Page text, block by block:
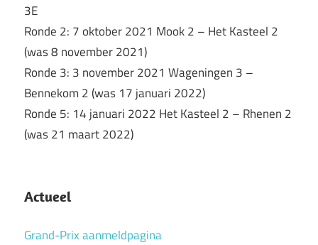
3E
Ronde 2: 7 oktober 2021 Mook 2 – Het Kasteel 2
(was 8 november 2021)
Ronde 3: 3 november 2021 Wageningen 3 –
Bennekom 2 (was 17 januari 2022)
Ronde 5: 14 januari 2022 Het Kasteel 2 – Rhenen 2
(was 21 maart 2022)
Actueel
Grand-Prix aanmeldpagina